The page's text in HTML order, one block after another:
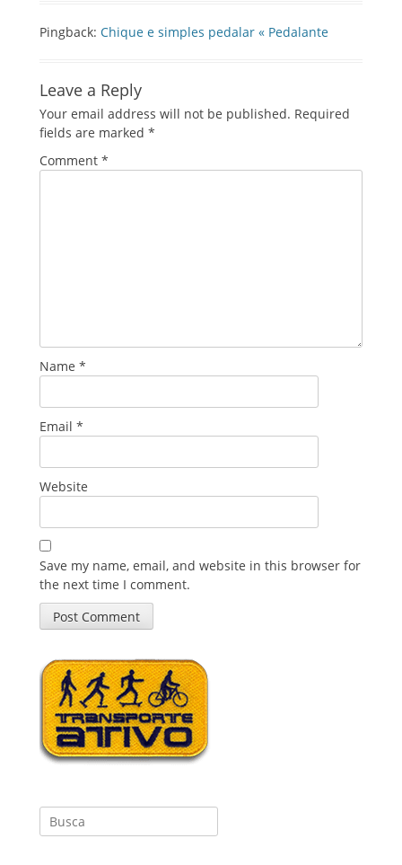
Pingback: Chique e simples pedalar « Pedalante
Leave a Reply
Your email address will not be published. Required
fields are marked *
Comment *
Name *
Email *
Website
Save my name, email, and website in this browser for
the next time I comment.
Search
for: